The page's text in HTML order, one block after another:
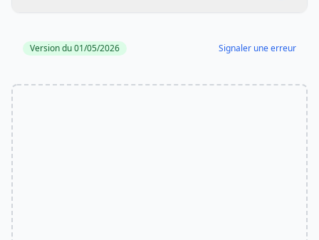
Version du 01/05/2026 Signaler une erreur